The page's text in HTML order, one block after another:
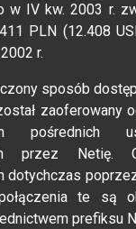
w IV kw. 2003 r.
PLN (12.408
r.
sposób
zaoferowany
pośrednich
przez Netię.
dotychczas
te są
prefiksu